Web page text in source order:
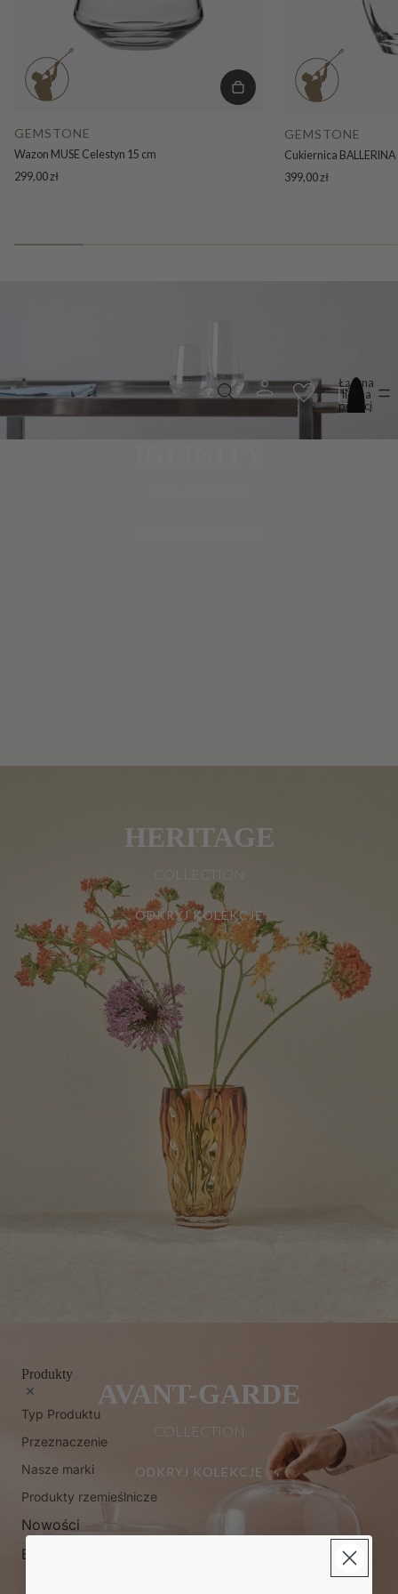
Produkty
Typ Produktu
Przeznaczenie
Nasze marki
Produkty rzemieślnicze
Nowości
Bestsellery
Łączna
liczba
pozycji
w
GEMSTONE
Wazon MUSE Celestyn 15 cm
299,00 zł
GEMSTONE
Cukiernica BALLERINA
399,00 zł
HERITAGE
COLLECTION
ODKRYJ KOLEKCJĘ
AVANT-GARDE
COLLECTION
ODKRYJ KOLEKCJĘ